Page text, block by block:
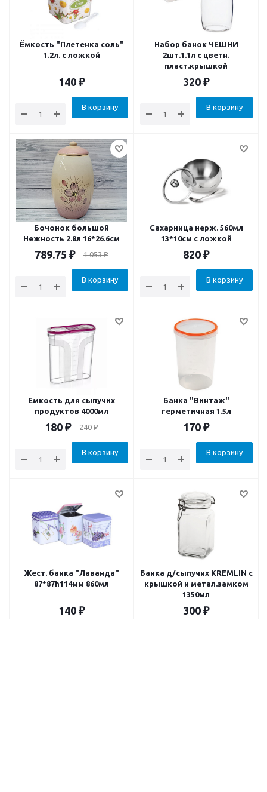
Ёмкость "Плетенка соль"
1.2л. с ложкой
140 ₽
В корзину
Набор банок ЧЕШНИ
2шт.1.1л с цветн.
пласт.крышкой
320 ₽
В корзину
Бочонок большой
Нежность 2.8л 16*26.6см
789.75 ₽ 1 053₽
В корзину
Сахарница нерж. 560мл
13*10см с ложкой
820 ₽
В корзину
Емкость для сыпучих
продуктов 4000мл
180 ₽ 240₽
В корзину
Банка "Винтаж"
герметичная 1.5л
170 ₽
В корзину
Жест. банка "Лаванда"
87*87h114мм 860мл
140 ₽
Банка д/сыпучих KREMLIN с
крышкой и метал.замком
1350мл
300 ₽